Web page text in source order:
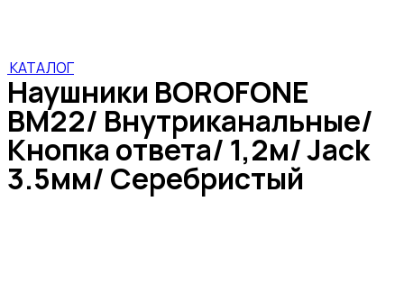
КАТАЛОГ
Наушники BOROFONE
BM22/ Внутриканальные/
Кнопка ответа/ 1,2м/ Jack
3.5мм/ Серебристый